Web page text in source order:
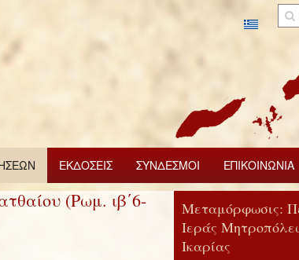
ΕΚΔΟΣΕΙΣ ΣΥΝΔΕΣΜΟΙ ΕΠΙΚΟΙΝΩΝΙΑ
(Ρωμ. ιβ΄6-
Μεταμόρφωσις:
Ιεράς
Ικαρίας